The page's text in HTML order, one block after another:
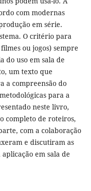
com modernas
em série.
O critério para
ou jogos) sempre
do uso em sala de
um texto que
a compreensão do
para a
neste livro,
completo de roteiros,
com a colaboração
e discutiram as
em sala de